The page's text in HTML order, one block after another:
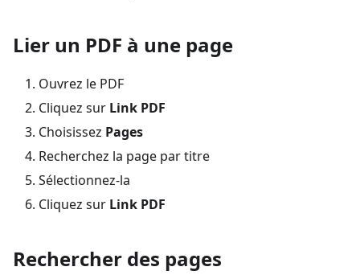
Lier un PDF à une page
Ouvrez le PDF
Cliquez sur Link PDF
Choisissez Pages
Recherchez la page par titre
Sélectionnez-la
Cliquez sur Link PDF
Rechercher des pages